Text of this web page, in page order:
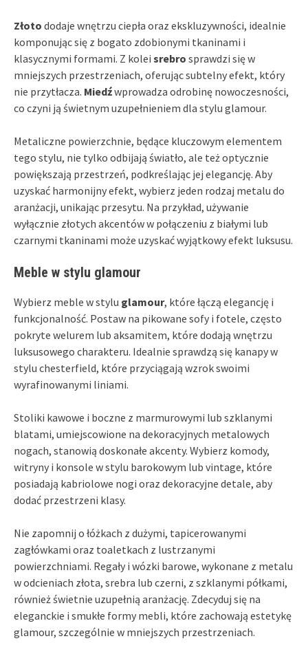
Złoto dodaje wnętrzu ciepła oraz ekskluzywności, idealnie
komponując się z bogato zdobionymi tkaninami i
klasycznymi formami. Z kolei srebro sprawdzi się w
mniejszych przestrzeniach, oferując subtelny efekt, który
nie przytłacza. Miedźwprowadza odrobinę nowoczesności,
co czyni ją świetnym uzupełnieniem dla stylu glamour.
Metaliczne powierzchnie, będące kluczowym elementem
tego stylu, nie tylko odbijają światło, ale też optycznie
powiększają przestrzeń, podkreślając jej elegancję. Aby
uzyskać harmonijny efekt, wybierz jeden rodzaj metalu do
aranżacji, unikając przesytu. Na przykład, używanie
wyłącznie złotych akcentów w połączeniu z białymi lub
czarnymi tkaninami może uzyskać wyjątkowy efekt luksusu.
Meble w stylu glamour
Wybierz meble w stylu glamour, które łączą elegancję i
funkcjonalność. Postaw na pikowane sofy i fotele, często
pokryte welurem lub aksamitem, które dodają wnętrzu
luksusowego charakteru. Idealnie sprawdzą się kanapy w
stylu chesterfield, które przyciągają wzrok swoimi
wyrafinowanymi liniami.
Stoliki kawowe i boczne z marmurowymi lub szklanymi
blatami, umiejscowione na dekoracyjnych metalowych
nogach, stanowią doskonałe akcenty. Wybierz komody,
witryny i konsole w stylu barokowym lub vintage, które
posiadają kabriolowe nogi oraz dekoracyjne detale, aby
dodać przestrzeni klasy.
Nie zapomnij o łóżkach z dużymi, tapicerowanymi
zagłówkami oraz toaletkach z lustrzanymi
powierzchniami. Regały i wózki barowe, wykonane z metalu
w odcieniach złota, srebra lub czerni, z szklanymi półkami,
również świetnie uzupełnią aranżację. Zdecyduj się na
eleganckie i smukłe formy mebli, które zachowają estetykę
glamour, szczególnie w mniejszych przestrzeniach.